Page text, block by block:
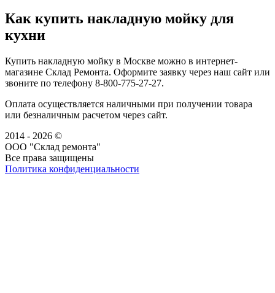
Как купить накладную мойку для
кухни
Купить накладную мойку в Москве можно в интернет-
магазине Склад Ремонта. Оформите заявку через наш сайт или
звоните по телефону 8-800-775-27-27.
Оплата осуществляется наличными при получении товара
или безналичным расчетом через сайт.
2014 - 2026 ©
ООО "Склад ремонта"
Все права защищены
Политика конфиденциальности